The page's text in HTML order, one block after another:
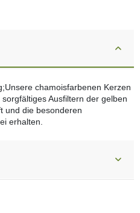
chamoisfarbenen Kerzen
Ausfiltern der gelben
und die besonderen
erhalten.